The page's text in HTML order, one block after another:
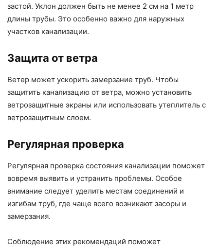
застой. Уклон должен быть не менее 2 см на 1 метр
длины трубы. Это особенно важно для наружных
участков канализации.
Защита от ветра
Ветер может ускорить замерзание труб. Чтобы
защитить канализацию от ветра, можно установить
ветрозащитные экраны или использовать утеплитель с
ветрозащитным слоем.
Регулярная проверка
Регулярная проверка состояния канализации поможет
вовремя выявить и устранить проблемы. Особое
внимание следует уделить местам соединений и
изгибам труб, где чаще всего возникают засоры и
замерзания.
Соблюдение этих рекомендаций поможет